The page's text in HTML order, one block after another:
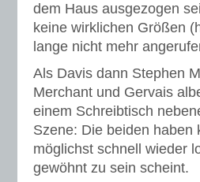
dem Haus ausgezogen
keine wirklichen Größen
lange nicht mehr
Als Davis dann Stephen
Merchant und Gervais
einem Schreibtisch
Szene: Die beiden haben
möglichst schnell wieder
gewöhnt zu sein scheint.